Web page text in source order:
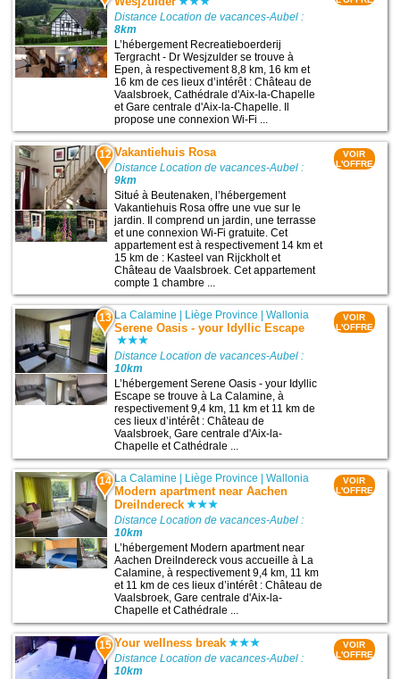
Distance Location de vacances-Aubel :
8km
L’hébergement Recreatieboerderij
Tergracht - Dr Wesjzulder se trouve à
Epen, à respectivement 8,8 km, 16 km et
16 km de ces lieux d’intérêt : Château de
Vaalsbroek, Cathédrale d'Aix-la-Chapelle
et Gare centrale d'Aix-la-Chapelle. Il
propose une connexion Wi-Fi ...
12 Vakantiehuis Rosa
Distance Location de vacances-Aubel :
9km
Situé à Beutenaken, l’hébergement
Vakantiehuis Rosa offre une vue sur le
jardin. Il comprend un jardin, une terrasse
et une connexion Wi-Fi gratuite. Cet
appartement est à respectivement 14 km et
15 km de : Kasteel van Rijckholt et
Château de Vaalsbroek. Cet appartement
compte 1 chambre ...
VOIR
L'OFFRE
13 La Calamine Liège Province |Wallonia
Serene Oasis - your Idyllic Escape
Distance Location de vacances-Aubel :
10km
L’hébergement Serene Oasis - your Idyllic
Escape se trouve à La Calamine, à
respectivement 9,4 km, 11 km et 11 km de
ces lieux d’intérêt : Château de
Vaalsbroek, Gare centrale d'Aix-la-
Chapelle et Cathédrale ...
VOIR
L'OFFRE
14 La Calamine Liège Province |Wallonia
Modern apartment near Aachen
Dreilndereck
Distance Location de vacances-Aubel :
10km
L’hébergement Modern apartment near
Aachen Dreilndereck vous accueille à La
Calamine, à respectivement 9,4 km, 11 km
et 11 km de ces lieux d’intérêt : Château de
Vaalsbroek, Gare centrale d'Aix-la-
Chapelle et Cathédrale ...
VOIR
L'OFFRE
15 Your wellness break
Distance Location de vacances-Aubel :
10km
VOIR
L'OFFRE